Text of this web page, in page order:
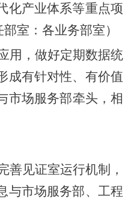
化产业体系等重点项
室：各业务部室）
用，做好定期数据统
成有针对性、有价值
市场服务部牵头，相
善见证室运行机制，
与市场服务部、 工程